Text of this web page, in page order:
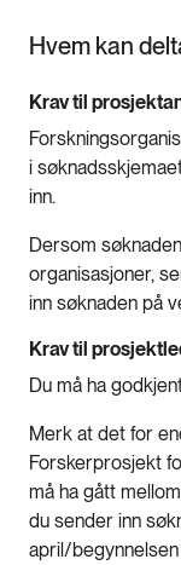
Hvem kan
Krav til
i
inn.
Dersom
organisasjoner,
inn søknaden på
Krav til
Du må ha
Merk at det for
Forskerprosjekt
må ha gått
du sender inn
april/